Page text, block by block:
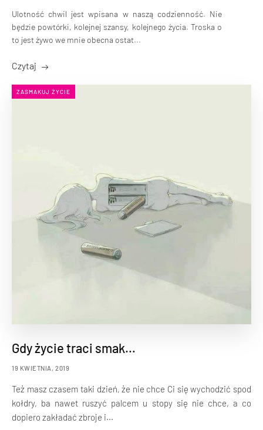
Ulotność chwil jest wpisana w naszą codzienność. Nie
będzie powtórki, kolejnej szansy, kolejnego życia. Troska o
to jest żywo we mnie obecna ostat...
Czytaj
ZASMAKUJ ŻYCIE
Gdy życie traci smak…
19 KWIETNIA, 2019
Też masz czasem taki dzień, że nie chce Ci się wychodzić spod
kołdry, ba nawet ruszyć palcem u stopy się nie chce, a co
dopiero zakładać zbroje i...